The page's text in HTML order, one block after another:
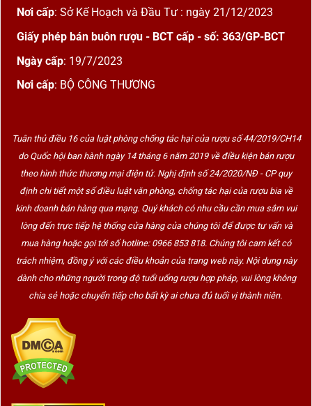
Nơi cấp: Sở Kế Hoạch và Đầu Tư : ngày 21/12/2023
Giấy phép bán buôn rượu - BCT cấp - số: 363/GP-BCT
Ngày cấp: 19/7/2023
Nơi cấp: BỘ CÔNG THƯƠNG
Tuân thủ điều 16 của luật phòng chống tác hại của rượu số 44/2019/CH14
do Quốc hội ban hành ngày 14 tháng 6 năm 2019 về điều kiện bán rượu
theo hình thức thương mại điện tử. Nghị định số 24/2020/NĐ - CP quy
định chi tiết một số điều luật văn phòng, chống tác hại của rượu bia về
kinh doanh bán hàng qua mạng. Quý khách có nhu cầu cần mua sắm vui
lòng đến trực tiếp hệ thống cửa hàng của chúng tôi để được tư vấn và
mua hàng hoặc gọi tới số hotline: 0966 853 818. Chúng tôi cam kết có
trách nhiệm, đồng ý với các điều khoản của trang web này. Nội dung này
dành cho những người trong độ tuổi uống rượu hợp pháp, vui lòng không
chia sẻ hoặc chuyển tiếp cho bất kỳ ai chưa đủ tuổi vị thành niên.